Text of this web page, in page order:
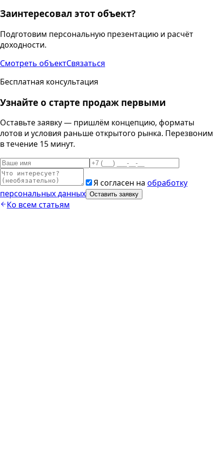
Заинтересовал этот объект?
Подготовим персональную презентацию и расчёт
доходности.
Смотреть объектСвязаться
Бесплатная консультация
Узнайте о старте продаж первыми
Оставьте заявку — пришлём концепцию, форматы
лотов и условия раньше открытого рынка. Перезвоним
в течение 15 минут.
Я согласен на обработку
персональных данных Оставить заявку
Ко всем статьям